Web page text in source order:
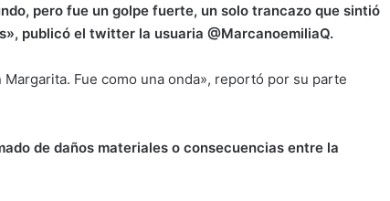
pero fue un golpe fuerte, un solo trancazo que sintió
publicó el twitter la usuaria @MarcanoemiliaQ.
Fue como una onda», reportó por su parte
de daños materiales o consecuencias entre la